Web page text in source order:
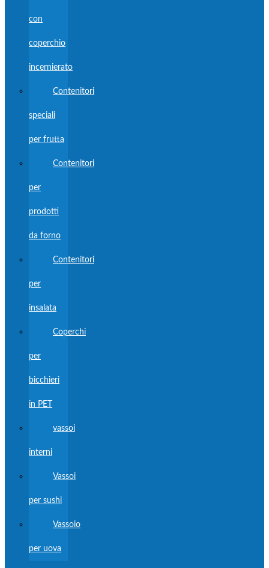
con
coperchio
incernierato
Contenitori
speciali
per frutta
Contenitori
per
prodotti
da forno
Contenitori
per
insalata
Coperchi
per
bicchieri
in PET
vassoi
interni
Vassoi
per sushi
Vassoio
per uova